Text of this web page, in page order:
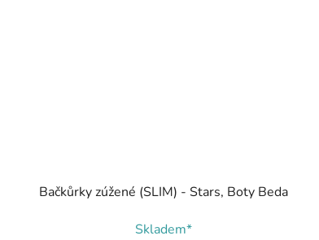
Bačkůrky zúžené (SLIM) - Stars, Boty Beda
Skladem*